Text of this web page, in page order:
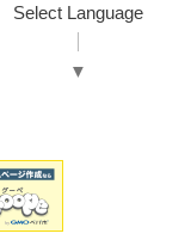
Select Language
▼